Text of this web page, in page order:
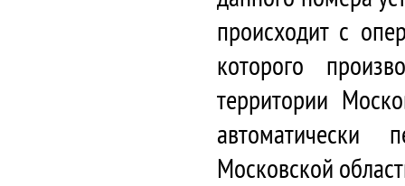
происходит с
которого
территории
автоматически
Московской